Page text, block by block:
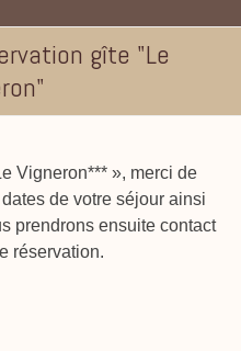
gîte "Le
Vigneron*** », merci de
de votre séjour ainsi
prendrons ensuite contact
réservation.